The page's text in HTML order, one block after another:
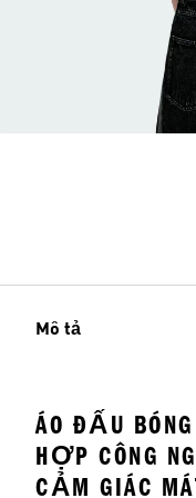
Mô tả
ÁO ĐẤU
HỢP CÔNG
CẢM GIÁC